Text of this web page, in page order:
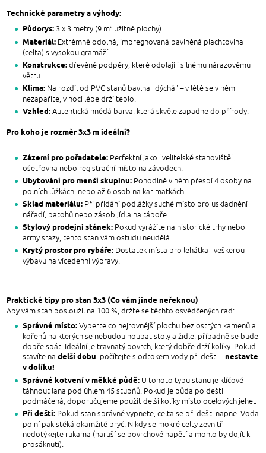
Technické parametry a výhody:
Půdorys: 3 x 3 metry (9 m² užitné plochy).
Materiál: Extrémně odolná, impregnovaná bavlněná plachtovina
(celta) s vysokou gramáží.
Konstrukce: dřevěné podpěry, které odolají i silnému nárazovému
větru.
Klima: Na rozdíl od PVC stanů bavlna "dýchá" – v létě se v něm
nezapaříte, v noci lépe drží teplo.
Vzhled: Autentická hnědá barva, která skvěle zapadne do přírody.
Pro koho je rozměr 3x3 m ideální?
Zázemí pro pořadatele: Perfektní jako "velitelské stanoviště",
ošetřovna nebo registrační místo na závodech.
Ubytování pro menší skupinu: Pohodlně v něm přespí 4 osoby na
polních lůžkách, nebo až 6 osob na karimatkách.
Sklad materiálu: Při přidání podlážky suché místo pro uskladnění
nářadí, batohů nebo zásob jídla na táboře.
Stylový prodejní stánek: Pokud vyrážíte na historické trhy nebo
army srazy, tento stan vám ostudu neudělá.
Krytý prostor pro rybáře: Dostatek místa pro lehátka i veškerou
výbavu na vícedenní výpravy.
Praktické tipy pro stan 3x3 (Co vám jinde neřeknou)
Aby vám stan posloužil na 100 %, držte se těchto osvědčených rad:
Správné místo: Vyberte co nejrovnější plochu bez ostrých kamenů a
kořenů na kterých se nebudou houpat stoly a židle, případně se bude
dobře spát. Ideální je travnatý povrch, který dobře drží kolíky. Pokud
stavíte nadelší dobu, počítejte s odtokem vody při dešti –nestavte
v dolíku!
Správné kotvení v měkké půdě: U tohoto typu stanu je klíčové
táhnout lana pod úhlem 45 stupňů. Pokud je půda po dešti
podmáčená, doporučujeme použít delší kolíky místo ocelových jehel.
Při dešti: Pokud stan správně vypnete, celta se při dešti napne. Voda
po ní pak stéká okamžitě pryč. Nikdy se mokré celty zevnitř
nedotýkejte rukama (naruší se povrchové napětí a mohlo by dojít k
prosáknutí).